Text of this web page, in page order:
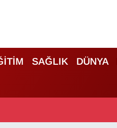
SAĞLIK DÜNYA